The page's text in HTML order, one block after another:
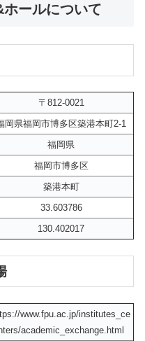
ールについて
〒812-0021
岡県福岡市博多区築港本町2-1
福岡県
福岡市博多区
築港本町
33.603786
130.402017
www.fpu.ac.jp/institutes_ce
academic_exchange.html